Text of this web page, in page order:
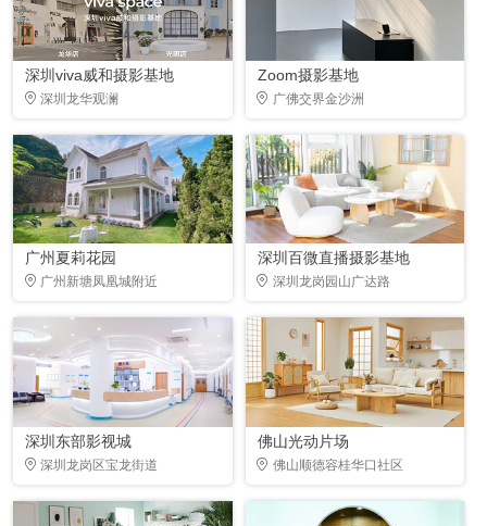
深圳viva威和摄影基地
深圳龙华观澜
Zoom摄影基地
广佛交界金沙洲
广州夏莉花园
广州新塘凤凰城附近
深圳百微直播摄影基地
深圳龙岗园山广达路
深圳东部影视城
深圳龙岗区宝龙街道
佛山光动片场
佛山顺德容桂华口社区